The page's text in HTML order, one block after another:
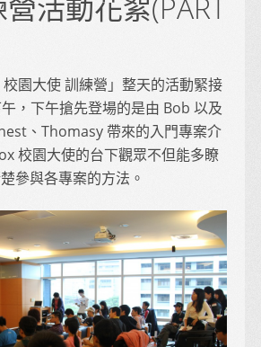
活動花絮(PART
校園大使 訓練營」整天的活動緊接
，下午搶先登場的是由 Bob 以及
、Thomasy 帶來的入門專案介
校園大使的台下觀眾不但能多瞭
參與各專案的方法。